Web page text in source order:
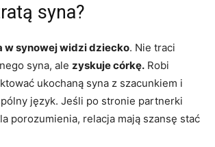
syna?
w synowej widzi dziecko. Nie traci
syna, ale zyskuje córkę. Robi
ukochaną syna z szacunkiem i
język. Jeśli po stronie partnerki
porozumienia, relacja mają szansę stać